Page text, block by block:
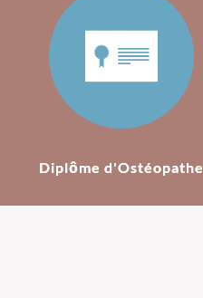
Diplôme d'Ostéopathe